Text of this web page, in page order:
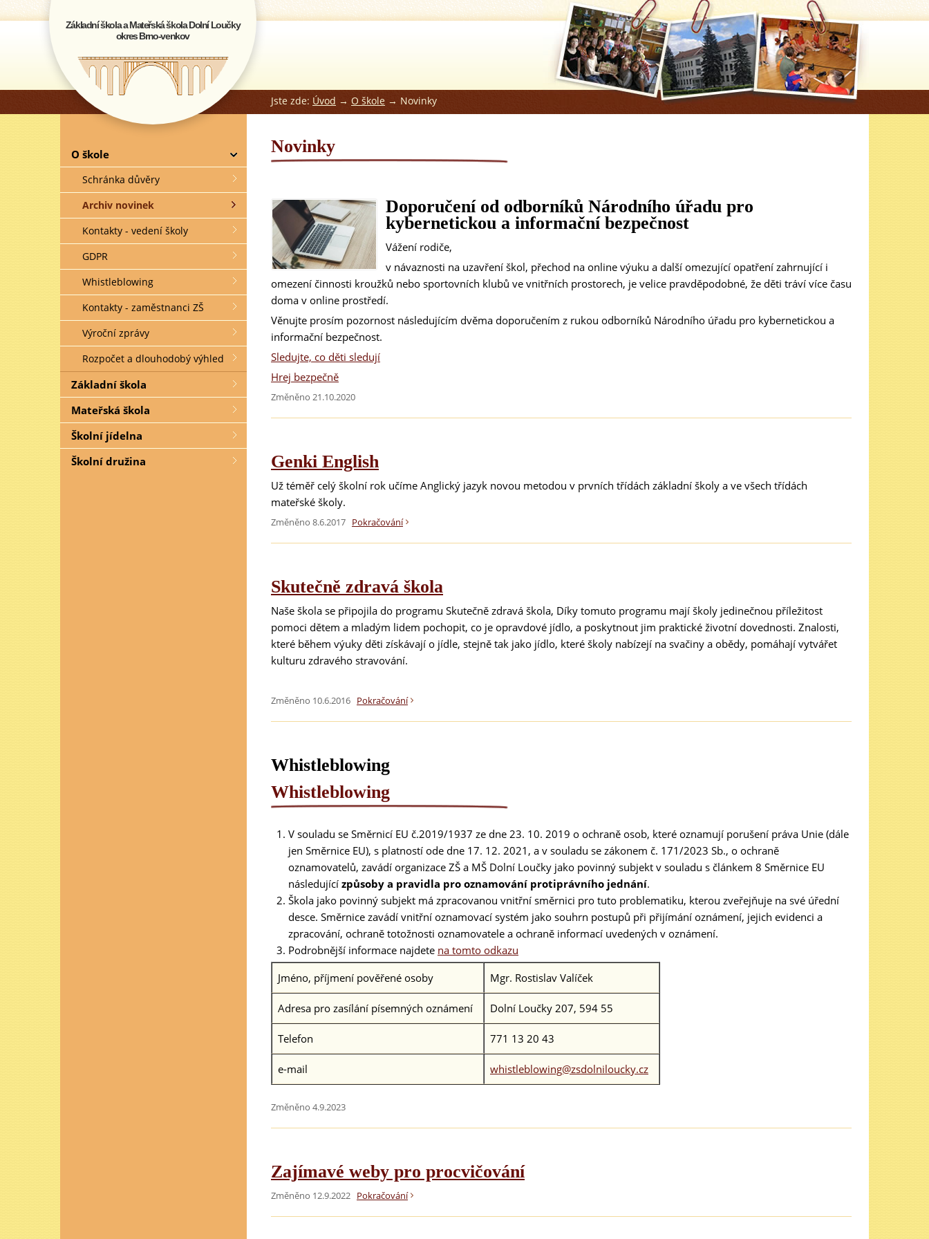
Základní škola a Mateřská škola Dolní Loučky
okres Brno-venkov
Jste zde: Úvod → O škole → Novinky
Novinky
Doporučení od odborníků Národního úřadu pro
kybernetickou a informační bezpečnost
Vážení rodiče,
v návaznosti na uzavření škol, přechod na online výuku a další omezující opatření zahrnující i
omezení činnosti kroužků nebo sportovních klubů ve vnitřních prostorech, je velice pravděpodobné, že děti tráví více času
doma v online prostředí.
Věnujte prosím pozornost následujícím dvěma doporučením z rukou odborníků Národního úřadu pro kybernetickou a
informační bezpečnost.
Sledujte, co děti sledují
Hrej bezpečně
Změněno 21.10.2020
Genki English
Už téměř celý školní rok učíme Anglický jazyk novou metodou v prvních třídách základní školy a ve všech třídách
mateřské školy.
Změněno 8.6.2017 Pokračování
Skutečně zdravá škola
Naše škola se připojila do programu Skutečně zdravá škola, Díky tomuto programu mají školy jedinečnou příležitost
pomoci dětem a mladým lidem pochopit, co je opravdové jídlo, a poskytnout jim praktické životní dovednosti. Znalosti,
které během výuky děti získávají o jídle, stejně tak jako jídlo, které školy nabízejí na svačiny a obědy, pomáhají vytvářet
kulturu zdravého stravování.
Změněno 10.6.2016 Pokračování
Whistleblowing
Whistleblowing
V souladu se Směrnicí EU č.2019/1937 ze dne 23. 10. 2019 o ochraně osob, které oznamují porušení práva Unie (dále
jen Směrnice EU), s platností ode dne 17. 12. 2021, a v souladu se zákonem č. 171/2023 Sb., o ochraně
oznamovatelů, zavádí organizace ZŠ a MŠ Dolní Loučky jako povinný subjekt v souladu s článkem 8 Směrnice EU
následující způsoby a pravidla pro oznamování protiprávního jednání.
Škola jako povinný subjekt má zpracovanou vnitřní směrnici pro tuto problematiku, kterou zveřejňuje na své úřední
desce. Směrnice zavádí vnitřní oznamovací systém jako souhrn postupů při přijímání oznámení, jejich evidenci a
zpracování, ochraně totožnosti oznamovatele a ochraně informací uvedených v oznámení.
Podrobnější informace najdete na tomto odkazu
Jméno, příjmení pověřené osoby
Mgr. Rostislav Valíček
Adresa pro zasílání písemných oznámení Dolní Loučky 207, 594 55
Telefon 771 13 20 43
e-mail whistleblowing@zsdolniloucky.cz
Změněno 4.9.2023
Zajímavé weby pro procvičování
Změněno 12.9.2022 Pokračování
O škole
Schránka důvěry
Archiv novinek
Kontakty - vedení školy
GDPR
Whistleblowing
Kontakty - zaměstnanci ZŠ
Výroční zprávy
Rozpočet a dlouhodobý výhled
Základní škola
Mateřská škola
Školní jídelna
Školní družina